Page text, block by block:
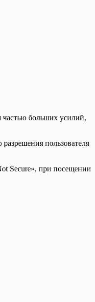
частью больших усилий,
пользователя
Secure», при посещении